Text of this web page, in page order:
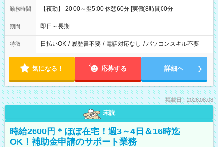
勤務時間 【夜勤】 20:00～翌5:00 休憩60分 [実働]8時間00分
期間 即日～長期
特徴 日払いOK / 履歴書不要 / 電話対応なし / パソコンスキル不要
気になる！ 応募する 詳細へ
掲載日：2026.08.08
未読
時給2600円＊ほぼ在宅！週3～4日＆16時迄
OK！補助金申請のサポート業務